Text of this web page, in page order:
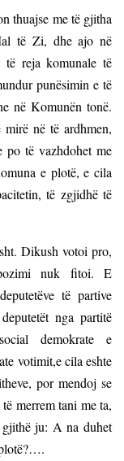
thuajse me të gjitha
të Zi, dhe ajo në
të reja komunale të
punësimin e të
në Komunën tonë.
në të ardhmen,
të vazhdohet me
e plotë, e cila
të zgjidhë të
Dikush votoi pro,
nuk fitoi. E
të partive
nga partitë
demokrate e
votimit,e cila eshte
por mendoj se
merrem tani me ta,
ju: A na duhet